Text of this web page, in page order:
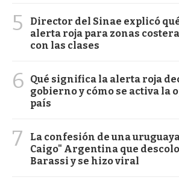
5
Director del Sinae explicó
alerta roja para zonas
con las clases
6
Qué significa la alerta roja
gobierno y cómo se activa la
país
7
La confesión de una
Caigo" Argentina que
Barassi y se hizo viral